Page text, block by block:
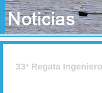
33ª Regata